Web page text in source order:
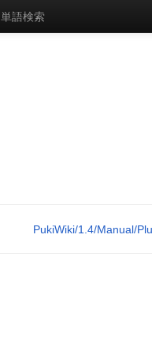
単語検索
PukiWiki/1.4/Manual/